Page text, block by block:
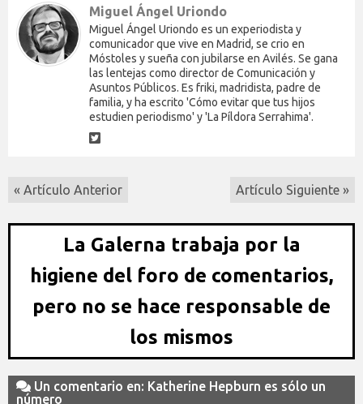
Miguel Ángel Uriondo
Miguel Ángel Uriondo es un experiodista y
comunicador que vive en Madrid, se crio en
Móstoles y sueña con jubilarse en Avilés. Se gana
las lentejas como director de Comunicación y
Asuntos Públicos. Es friki, madridista, padre de
familia, y ha escrito 'Cómo evitar que tus hijos
estudien periodismo' y 'La Píldora Serrahima'.
« Artículo Anterior Artículo Siguiente »
La Galerna trabaja por la
higiene del foro de comentarios,
pero no se hace responsable de
los mismos
Un comentario en: Katherine Hepburn es sólo un
número